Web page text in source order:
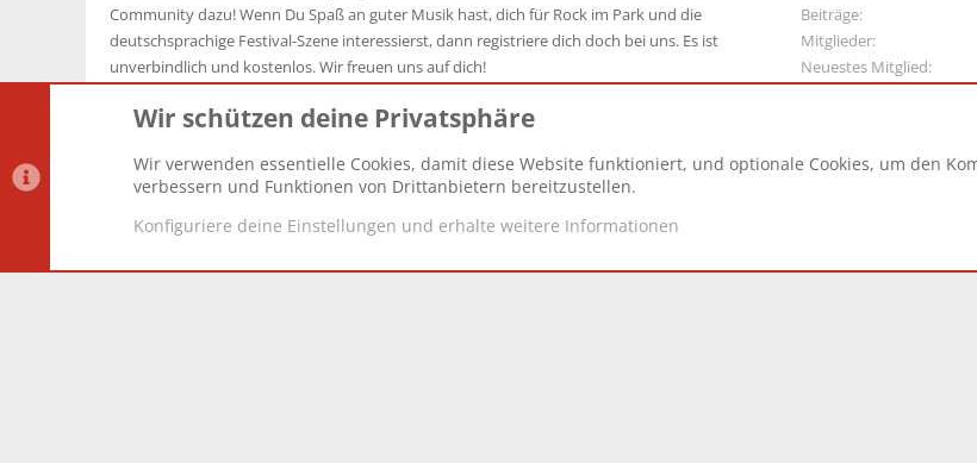
Community dazu! Wenn Du Spaß an guter Musik hast, dich für Rock im Park und die
deutschsprachige Festival-Szene interessierst, dann registriere dich doch bei uns. Es ist
unverbindlich und kostenlos. Wir freuen uns auf dich!
Beiträge
Mitglieder
Neuestes Mitglied
Datenschutz-Einstellungen PR Light Deutsch [Du]
Wir schützen deine Privatsphäre
Wir verwenden essentielle Cookies, damit diese Website funktioniert, und optionale Cookies, um den
verbessern und Funktionen von Drittanbietern bereitzustellen.
Konfiguriere deine Einstellungen und erhalte weitere Informationen